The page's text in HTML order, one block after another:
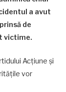
a avut
de
victime.
Acțiune și
vor